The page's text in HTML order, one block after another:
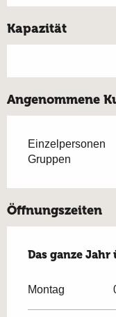
Kapazität
Angenommene
Einzelpersonen
Gruppen
Öffnungszeiten
Das ganze Jahr
Das ganze Jahr
Montag